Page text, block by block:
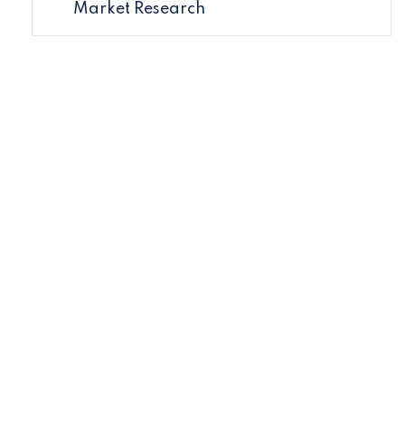
Market Research